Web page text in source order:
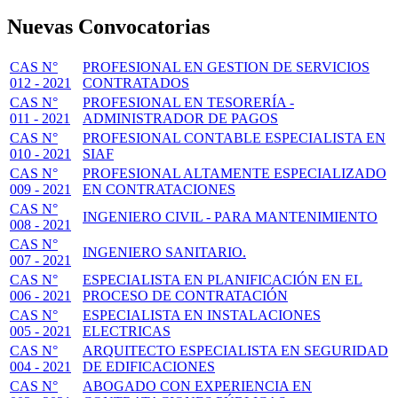
Nuevas Convocatorias
CAS N°
012 - 2021
PROFESIONAL EN GESTION DE SERVICIOS
CONTRATADOS
CAS N°
011 - 2021
PROFESIONAL EN TESORERÍA -
ADMINISTRADOR DE PAGOS
CAS N°
010 - 2021
PROFESIONAL CONTABLE ESPECIALISTA EN
SIAF
CAS N°
009 - 2021
PROFESIONAL ALTAMENTE ESPECIALIZADO
EN CONTRATACIONES
CAS N°
008 - 2021
INGENIERO CIVIL - PARA MANTENIMIENTO
CAS N°
007 - 2021
INGENIERO SANITARIO.
CAS N°
006 - 2021
ESPECIALISTA EN PLANIFICACIÓN EN EL
PROCESO DE CONTRATACIÓN
CAS N°
005 - 2021
ESPECIALISTA EN INSTALACIONES
ELECTRICAS
CAS N°
004 - 2021
ARQUITECTO ESPECIALISTA EN SEGURIDAD
DE EDIFICACIONES
CAS N°
ABOGADO CON EXPERIENCIA EN